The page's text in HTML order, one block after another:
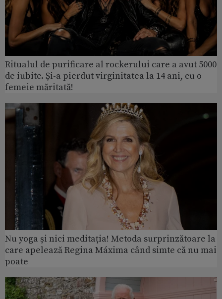
Ritualul de purificare al rockerului care a avut 5000
de iubite. Și-a pierdut virginitatea la 14 ani, cu o
femeie măritată!
Nu yoga și nici meditația! Metoda surprinzătoare la
care apelează Regina Máxima când simte că nu mai
poate